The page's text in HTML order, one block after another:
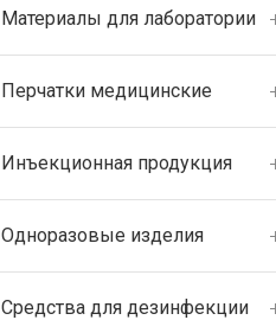
Материалы для лаборатории
Перчатки медицинские
Инъекционная продукция
Одноразовые изделия
Средства для дезинфекции